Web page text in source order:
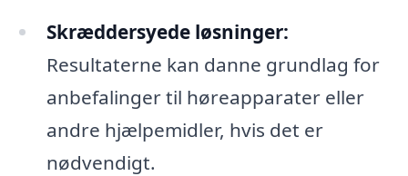
Skræddersyede løsninger:
Resultaterne kan danne grundlag for
anbefalinger til høreapparater eller
andre hjælpemidler, hvis det er
nødvendigt.